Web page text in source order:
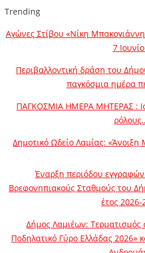
Trending
Αγώνες Στίβου «Νίκη
7
Περιβαλλοντική δράση του
παγκόσμια ημέρα
ΠΑΓΚΟΣΜΙΑ ΗΜΕΡΑ ΜΗΤΕΡΑΣ :
Δημοτικό Ωδείο Λαμίας:
Έναρξη περιόδου
Βρεφονηπιακούς Σταθμούς του
έτος 2026-
Δήμος Λαμιέων: Τερματισμός
Ποδηλατικό Γύρο Ελλάδας 2026»